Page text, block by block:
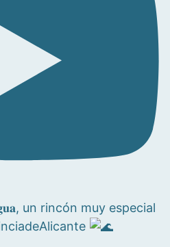
un rincón muy especial